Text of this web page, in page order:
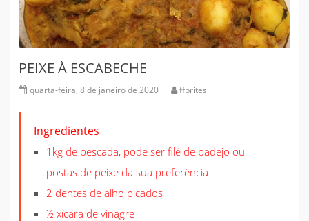
PEIXE À ESCABECHE
quarta-feira, 8 de janeiro de 2020 ffbrites
Ingredientes
1kg de pescada, pode ser filé de badejo ou
postas de peixe da sua preferência
2 dentes de alho picados
½ xícara de vinagre